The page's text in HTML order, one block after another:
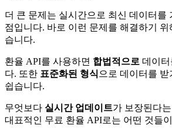
더 큰 문제는 실시간으로 최신 데이터를
점입니다. 바로 이런 문제를 해결하기
습니다.
환율 API를 사용하면 합법적으로 데이터
다. 또한 표준화된 형식 으로 데이터를
쉽습니다.
무엇보다 실시간 업데이트가 보장된다
대표적인 무료 환율 API로는 어떤 것들